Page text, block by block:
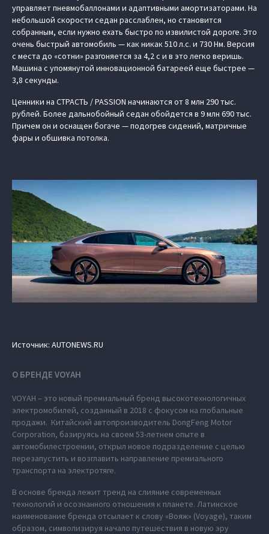
управляет пневмобаллонами и адаптивными амортизаторами. На
небольшой скорости седан расслаблен, но становится
собранным, если нужно ехать быстро по извилистой дороге. Это
очень быстрый автомобиль — как никак 510 л.с. и 730 Нм. Версия
с места до «сотни» разгоняется за 4,2 с и в это легко веришь.
Машина с упомянутой инновационной батареей еще быстрее —
3,8 секунды.
Ценники на СТРАСТЬ / PASSION начинаются от 8 млн 290 тыс.
рублей. Более дальнобойный седан обойдется в 9 млн 690 тыс.
Причем он и оснащен богаче — подогрев сидений, матричные
фары и обшивка потолка.
Источник: AUTONEWS.RU
О БРЕНДЕ VOYAH
VOYAH – это новый премиальный бренд высокотехнологичных
электромобилей, созданный в 2018 с фокусом на глобальные
продажи. Китайский автопроизводитель DongFeng Motor
Corporation, базируясь на своем 53-летнем опыте в
автомобилестроении, открыл новое подразделение с целью
перезапустить и возглавить направление премиального
транспорта на электротяге.
В основе бренда лежит тренд на слияние современных
технологий и осознанного отношения к планете. Латинское
наименование бренда отсылает к слову «Вояж» (Voyage), таким
образом, символизируя начало путешествия в новую эру